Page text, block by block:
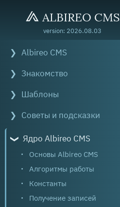
ALBIREO CMS
version: 2026.08.03
Albireo CMS
Знакомство
Шаблоны
Советы и подсказки
Ядро Albireo CMS
Основы Albireo CMS
Алгоритмы работы
Константы
Получение записей